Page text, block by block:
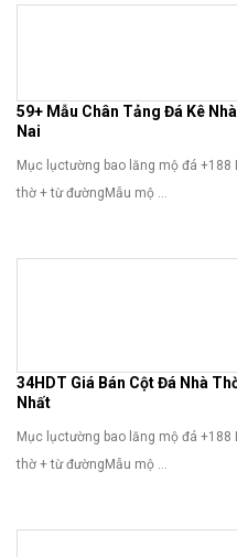
59+ Mẫu Chân Tảng Đá Kê
Nai
Mục lụctường bao lăng mộ đá +188
thờ + từ đườngMẫu mộ ...
34HDT Giá Bán Cột Đá Nhà
Nhất
Mục lụctường bao lăng mộ đá +188
thờ + từ đườngMẫu mộ ...